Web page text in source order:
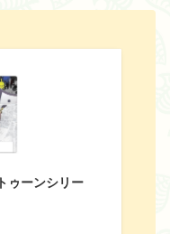
ゥーンシリー